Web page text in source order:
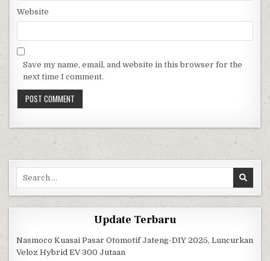
Website
Save my name, email, and website in this browser for the
next time I comment.
Update Terbaru
Nasmoco Kuasai Pasar Otomotif Jateng-DIY 2025, Luncurkan
Veloz Hybrid EV 300 Jutaan